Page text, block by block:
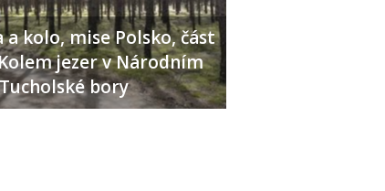
a kolo, mise Polsko, část
jezer v Národním
bory